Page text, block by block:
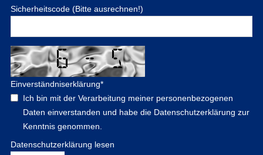
Sicherheitscode (Bitte ausrechnen!)
Einverständniserklärung*
Ich bin mit der Verarbeitung meiner personenbezogenen
Daten einverstanden und habe die Datenschutzerklärung zur
Kenntnis genommen.
Datenschutzerklärung lesen